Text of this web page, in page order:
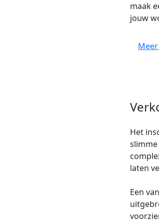
maak
jouw
Het
laten
Een